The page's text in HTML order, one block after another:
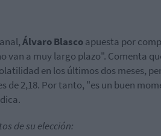
Álvaro Blascoapuesta por
van a muy largo plazo". Comenta
en los últimos dos meses,
de 2,18. Por tanto, "es un buen
de su elección: